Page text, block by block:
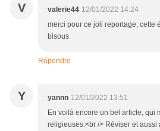
V valerie44 12/01/2022 14:24
merci pour ce joli reportage; cette
bisous
Répondre
Y yannn 12/01/2022 13:51
En voilà encore un bel article, qui
religieuses.<br /> Réviser et aussi